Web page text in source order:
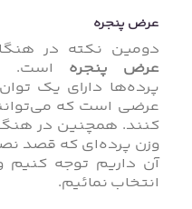
عرض پنجره
دومین نکته در
عرض پنجره است.
پرده‌ها دارای یک
عرضی است که
کنند. همچنین در
وزن پرده‌ای که قصد
آن داریم توجه کنیم
انتخاب نمائیم.